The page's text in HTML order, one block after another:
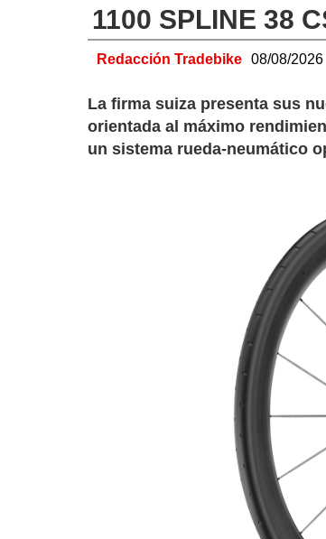
1100 SPLINE 38
Redacción Tradebike 08/08/2026
La firma suiza presenta sus
orientada al máximo
un sistema rueda-neumático